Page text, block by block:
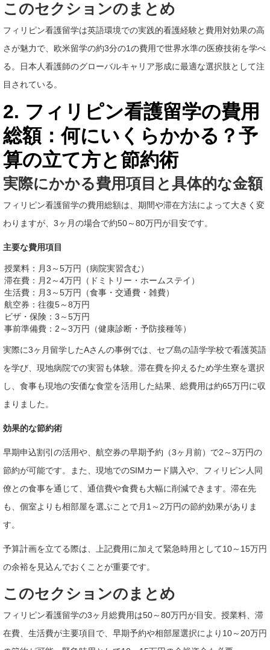
このセクションのまとめ
フィリピン看護留学は英語環境での実践的看護経験と費用対効果の高
さが魅力で、欧米留学の約3分の1の費用で世界水準の医療技術を学べ
る。日本人看護師のグローバルキャリア形成に最適な選択肢として注
目されている。
2. フィリピン看護留学の費用
総額：何にいくらかかる？予
算の立て方と節約術
実際にかかる費用項目と具体的な金額
フィリピン看護留学の費用総額は、期間や滞在方法によって大きく変
わりますが、3ヶ月の場合で約50～80万円が目安です。
主要な費用項目
授業料：月3～5万円（病院実習含む）
滞在費：月2～4万円（ドミトリー・ホームステイ）
生活費：月3～5万円（食事・交通費・雑費）
航空券：往復5～8万円
ビザ・保険：3～5万円
事前準備費：2～3万円（健康診断・予防接種等）
実際に3ヶ月留学したAさんの事例では、セブ島の語学学校で看護英語
を学び、現地病院での実習も体験。滞在費を抑えるため学生寮を選択
し、食事も現地の安価な食堂を活用した結果、総費用は約65万円に収
まりました。
効果的な節約術
早期申込割引の活用や、航空券の早期予約（3ヶ月前）で2～3万円の
節約が可能です。また、現地でのSIMカード購入や、フィリピン人同
僚との食事を通じて、通信費や食費も大幅に削減できます。滞在先
も、個室よりも相部屋を選ぶことで月1～2万円の節約効果がありま
す。
予算計画を立てる際は、上記費用に加えて緊急時用として10～15万円
の余裕を見込んでおくことが重要です。
このセクションのまとめ
フィリピン看護留学の3ヶ月総費用は50～80万円が目安。授業料、滞
在費、生活費が主要項目で、早期予約や相部屋選択により10～20万円